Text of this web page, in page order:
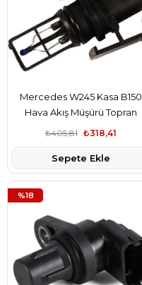
Mercedes W245 Kasa B150
Hava Akış Müşürü Topran
Marka A6511530028
₺318,41
₺405,81
Sepete Ekle
%18